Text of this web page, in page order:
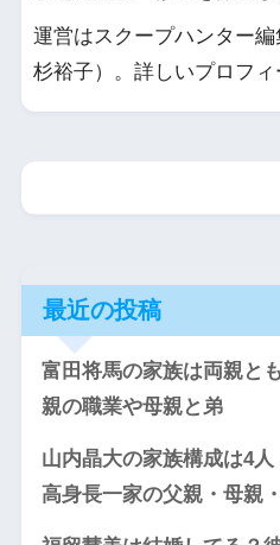
運営はスクープハンター
杉裕子）。詳しいプロフィ
最近の投稿
富田将馬の家族は両親と
親の職業や母親と弟
山内晶大の家族構成は4
高身長一家の父親・母親